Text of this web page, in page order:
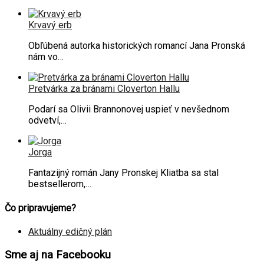
Krvavý erb
Obľúbená autorka historických romancí Jana Pronská
nám vo…
Pretvárka za bránami Cloverton Hallu
Podarí sa Olivii Brannonovej uspieť v nevšednom
odvetví,…
Jorga
Fantazijný román Jany Pronskej Kliatba sa stal
bestsellerom,…
Čo pripravujeme?
Aktuálny edičný plán
Sme aj na Facebooku